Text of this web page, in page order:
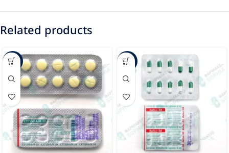
Related products
-85% -55%